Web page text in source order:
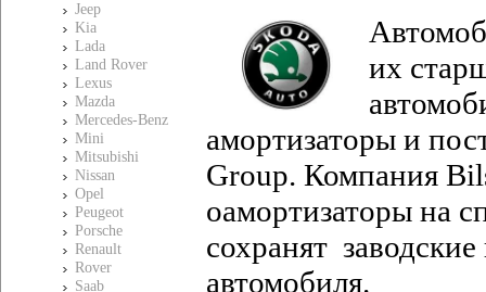
Jeep
Kia
Lada
Land Rover
Lexus
Mazda
Mercedes-Benz
Mini
Mitsubishi
Nissan
Opel
Peugeot
Porsche
Renault
Rover
Saab
их
амортизаторы и
Group. Компания
оамортизаторы на
сохранят
автомобиля.